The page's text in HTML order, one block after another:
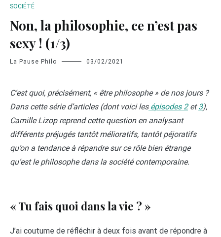
SOCIÉTÉ
Non, la philosophie, ce n’est pas
sexy ! (1/3)
La Pause Philo 03/02/2021
C’est quoi, précisément, « être philosophe » de nos jours ?
Dans cette série d’articles (dont voici lesépisodes 2et3),
Camille Lizop reprend cette question en analysant
différents préjugés tantôt mélioratifs, tantôt péjoratifs
qu’on a tendance à répandre sur ce rôle bien étrange
qu’est le philosophe dans la société contemporaine.
« Tu fais quoi dans la vie ? »
J’ai coutume de réfléchir à deux fois avant de répondre à